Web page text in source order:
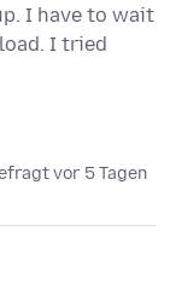
I have to wait
I tried
vor 5 Tagen